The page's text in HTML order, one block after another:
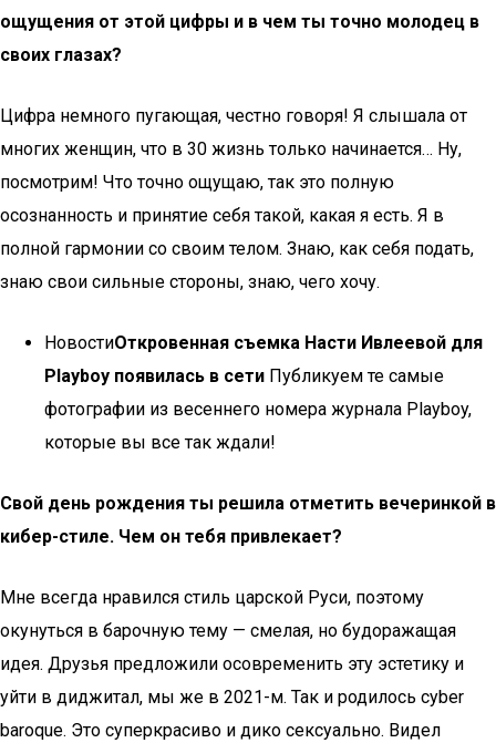
ощущения от этой цифры и в чем ты точно молодец в
своих глазах?
Цифра немного пугающая, честно говоря! Я слышала от
многих женщин, что в 30 жизнь только начинается… Ну,
посмотрим! Что точно ощущаю, так это полную
осознанность и принятие себя такой, какая я есть. Я в
полной гармонии со своим телом. Знаю, как себя подать,
знаю свои сильные стороны, знаю, чего хочу.
НовостиОткровенная съемка Насти Ивлеевой для
Playboy появилась в сети Публикуем те самые
фотографии из весеннего номера журнала Playboy,
которые вы все так ждали!
Свой день рождения ты решила отметить вечеринкой в
кибер-стиле. Чем он тебя привлекает?
Мне всегда нравился стиль царской Руси, поэтому
окунуться в барочную тему — смелая, но будоражащая
идея. Друзья предложили осовременить эту эстетику и
уйти в диджитал, мы же в 2021-м. Так и родилось cyber
baroque. Это суперкрасиво и дико сексуально. Видел